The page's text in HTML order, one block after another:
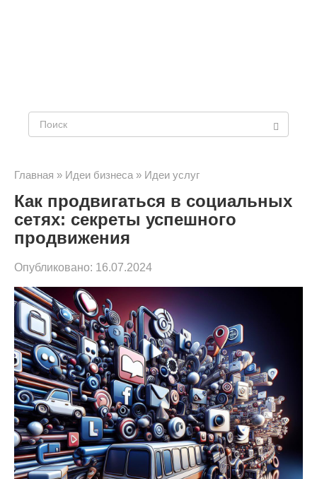
Главная » Идеи бизнеса » Идеи услуг
Как продвигаться в социальных
сетях: секреты успешного
продвижения
Опубликовано: 16.07.2024